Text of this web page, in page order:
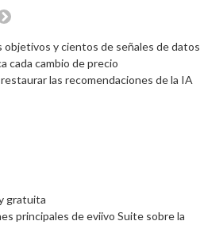
objetivos y cientos de señales de datos
cada cambio de precio
las recomendaciones de la IA
gratuita
principales de eviivo Suite sobre la